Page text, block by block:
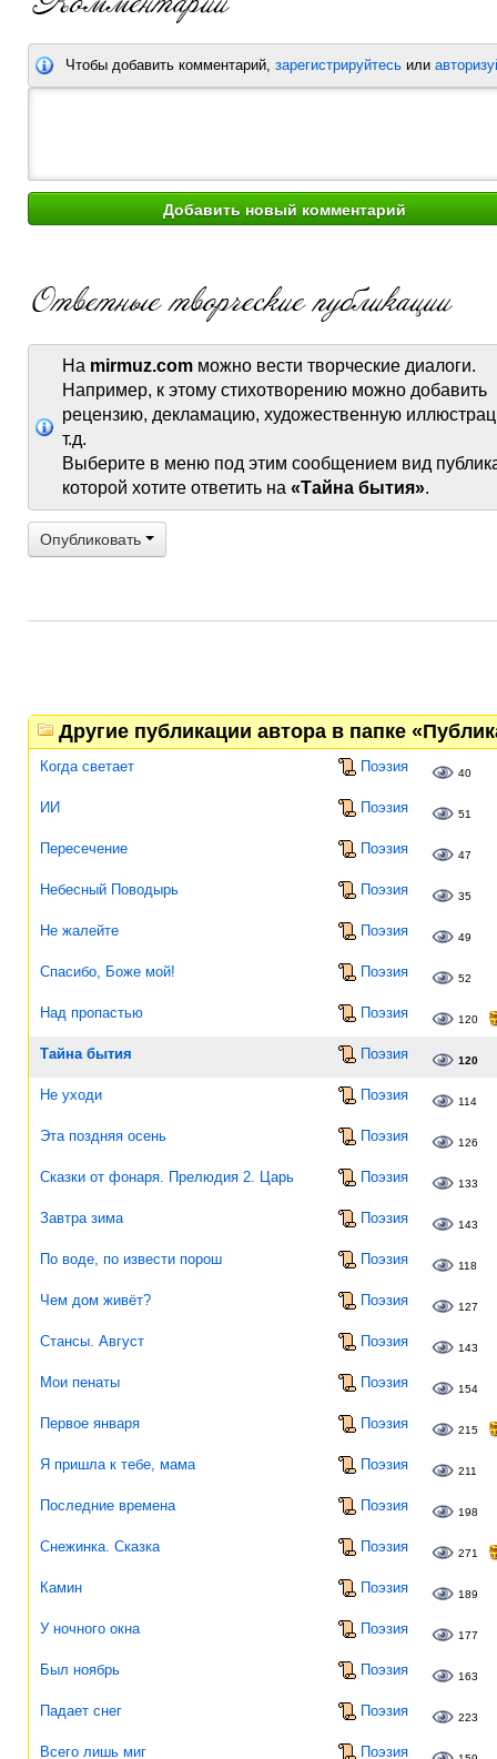
Чтобы добавить комментарий, зарегистрируйтесь или
На mirmuz.com можно вести творческие диалоги.
Например, к этому стихотворению можно добавить
рецензию, декламацию, художественную
т.д.
Выберите в меню под этим сообщением вид
которой хотите ответить на «Тайна бытия».
Опубликовать
Другие публикации автора в папке
Когда светает Поэзия 40
ИИ Поэзия 51
Пересечение Поэзия 47
Небесный Поводырь Поэзия 35
Не жалейте Поэзия 49
Спасибо, Боже мой! Поэзия 52
Над пропастью Поэзия 120
Тайна бытия Поэзия 120
Не уходи Поэзия 114
Эта поздняя осень Поэзия 126
Сказки от фонаря. Прелюдия 2. Царь Поэзия 133
Завтра зима Поэзия 143
По воде, по извести порош Поэзия 118
Чем дом живёт? Поэзия 127
Стансы. Август Поэзия 143
Мои пенаты Поэзия 154
Первое января Поэзия 215
Я пришла к тебе, мама Поэзия 211
Последние времена Поэзия 198
Снежинка. Сказка Поэзия 271
Камин Поэзия 189
У ночного окна Поэзия 177
Был ноябрь Поэзия 163
Падает снег Поэзия 223
Всего лишь миг Поэзия